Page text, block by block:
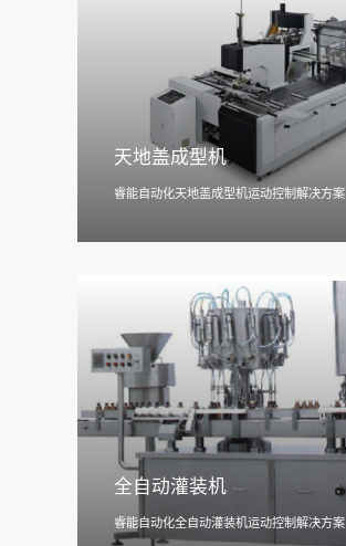
天地盖成型机
睿能自动化天地盖成型机运动控制解决方案
全自动灌装机
睿能自动化全自动灌装机运动控制解决方案